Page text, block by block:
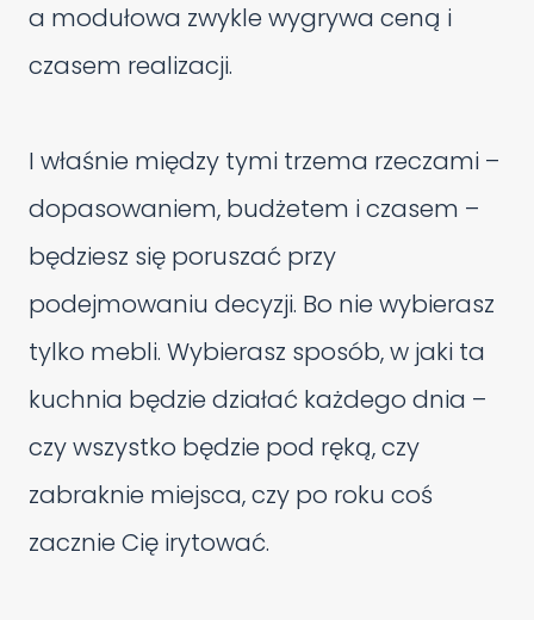
a modułowa zwykle wygrywa ceną i
czasem realizacji.
I właśnie między tymi trzema rzeczami –
dopasowaniem, budżetem i czasem –
będziesz się poruszać przy
podejmowaniu decyzji. Bo nie wybierasz
tylko mebli. Wybierasz sposób, w jaki ta
kuchnia będzie działać każdego dnia –
czy wszystko będzie pod ręką, czy
zabraknie miejsca, czy po roku coś
zacznie Cię irytować.